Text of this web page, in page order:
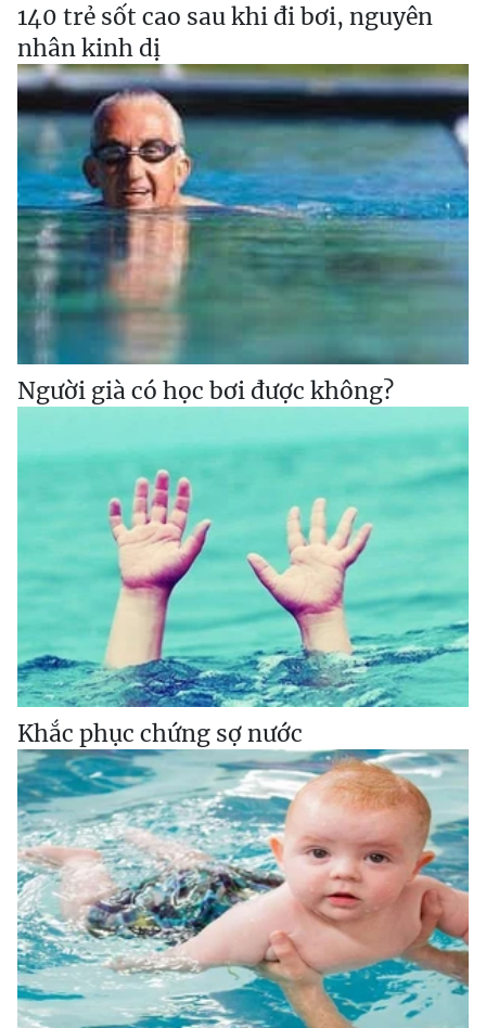
140 trẻ sốt cao sau khi đi bơi, nguyên
nhân kinh dị
Người già có học bơi được không?
Khắc phục chứng sợ nước